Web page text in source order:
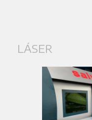
LÁSER